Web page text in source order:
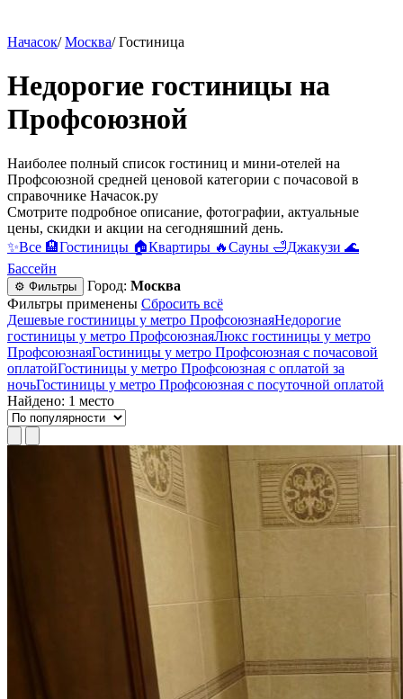
Начасок/ Москва/ Гостиница
Недорогие гостиницы на
Профсоюзной
Наиболее полный список гостиниц и мини-отелей на
Профсоюзной средней ценовой категории c почасовой в
справочнике Начасок.ру
Смотрите подробное описание, фотографии, актуальные
цены, скидки и акции на сегодняшний день.
✨Все 🏨Гостиницы 🏠Квартиры 🔥Сауны 🛁Джакузи 🌊
Бассейн
⚙ Фильтры Город: Москва
Фильтры применены Сбросить всё
Дешевые гостиницы у метро ПрофсоюзнаяНедорогие
гостиницы у метро ПрофсоюзнаяЛюкс гостиницы у метро
ПрофсоюзнаяГостиницы у метро Профсоюзная c почасовой
оплатойГостиницы у метро Профсоюзная с оплатой за
ночьГостиницы у метро Профсоюзная c посуточной оплатой
Найдено: 1 место